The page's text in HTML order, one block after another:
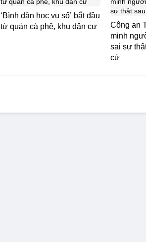
‘Bình dân học vụ số’ bắt đầu
từ quán cà phê, khu dân cư
Công an
minh
sai sự
cử